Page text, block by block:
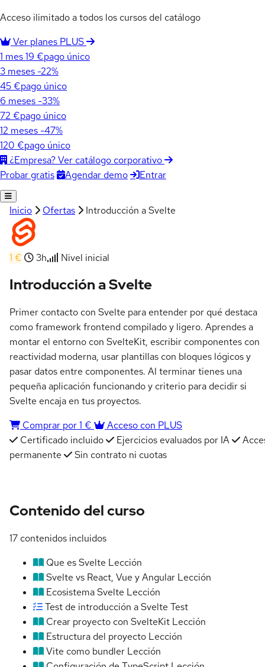
Acceso ilimitado a todos los cursos del catálogo
Ver planes PLUS
1 mes19 €pago único
3 meses -22%
45 €pago único
6 meses -33%
72 €pago único
12 meses -47%
120 €pago único
¿Empresa? Ver catálogo corporativo
Probar gratis
Agendar demo Entrar
Inicio Ofertas Introducción a Svelte
1 € 3h Nivel inicial
Introducción a Svelte
Primer contacto con Svelte para entender por qué destaca
como framework frontend compilado y ligero. Aprendes a
montar el entorno con SvelteKit, escribir componentes con
reactividad moderna, usar plantillas con bloques lógicos y
pasar datos entre componentes. Al terminar tienes una
pequeña aplicación funcionando y criterio para decidir si
Svelte encaja en tus proyectos.
Comprar por 1 €
Acceso con PLUS
Certificado incluido
Ejercicios evaluados por IA
permanente
Sin contrato ni cuotas
Contenido del curso
17 contenidos incluidos
Que es Svelte Lección
Svelte vs React, Vue y Angular Lección
Ecosistema Svelte Lección
Test de introducción a Svelte Test
Crear proyecto con SvelteKit Lección
Estructura del proyecto Lección
Vite como bundler Lección